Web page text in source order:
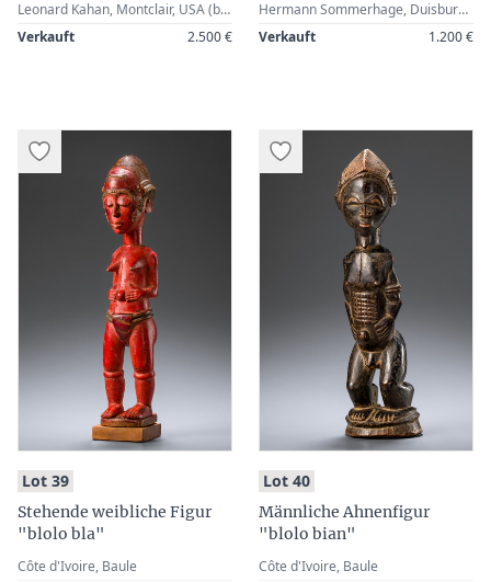
Leonard Kahan, Montclair, USA (by 1983) · Roger Bourahimou, Brussels, Belgium (by 2015) · Zemanek-Münster, Würzburg, 11 November 2017, Lot 212 · Alfons Bermel, Obersteinbach, France · Werner Zintl, Worms, Germany (2019)
Verkauft
2.500 €
Hermann Sommerhage, Duisburg, Germany · Werner Zintl, Worms, Germany (2007)
Verkauft
1.200 €
Lot 39:
Stehende weibliche Figur
"blolo bla"
Côte d'Ivoire, Baule
Lot 40:
Männliche Ahnenfigur
"blolo bian"
Côte d'Ivoire, Baule